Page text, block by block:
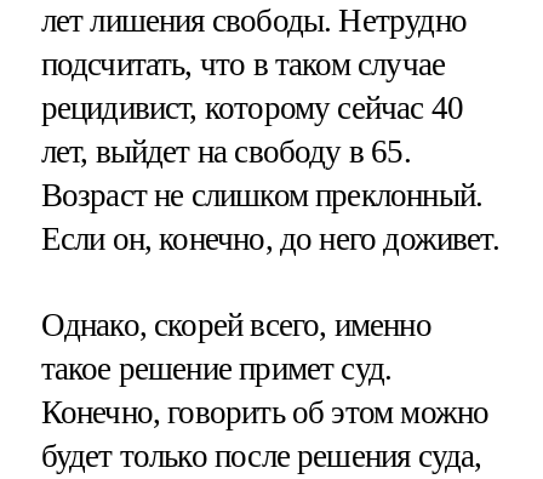
лет лишения свободы. Нетрудно
подсчитать, что в таком случае
рецидивист, которому сейчас 40
лет, выйдет на свободу в 65.
Возраст не слишком преклонный.
Если он, конечно, до него доживет.
Однако, скорей всего, именно
такое решение примет суд.
Конечно, говорить об этом можно
будет только после решения суда,